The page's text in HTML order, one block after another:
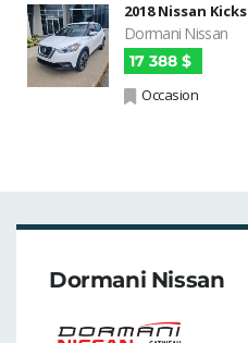
2018 Nissan Kicks
Dormani Nissan
17 388 $
Occasion
Dormani Nissan